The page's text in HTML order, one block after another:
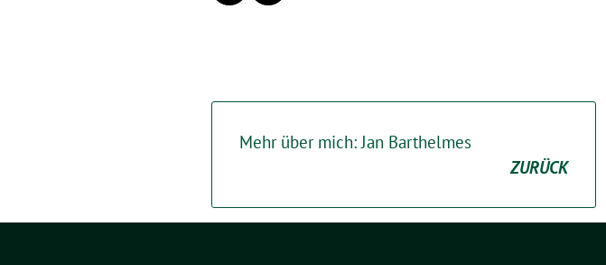
Mehr über mich: Jan Barthelmes
ZURÜCK